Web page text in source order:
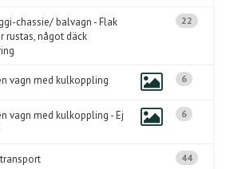
chassie/ balvagn - Flak
rustas, något däck
22
vagn med kulkoppling 6
vagn med kulkoppling - Ej
6
44